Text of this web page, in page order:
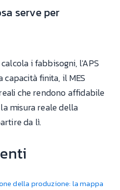
serve per
i fabbisogni, l'APS
capacità finita, il MES
che rendono affidabile
misura reale della
da lì.
della produzione: la mappa